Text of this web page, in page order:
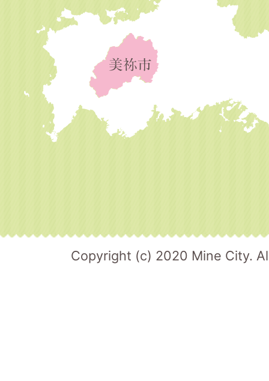
Copyright (c) 2020 Mine City.